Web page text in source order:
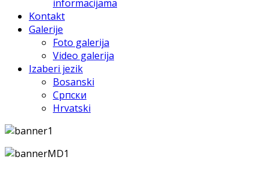
informacijama
Kontakt
Galerije
Foto galerija
Video galerija
Izaberi jezik
Bosanski
Српски
Hrvatski